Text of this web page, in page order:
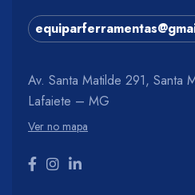
Av. Santa Matilde 291, Santa
Lafaiete – MG
Ver no mapa